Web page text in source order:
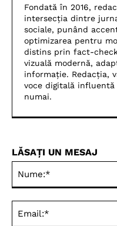
Fondată în 2016,
intersecția dintre
sociale, punând
optimizarea pentru
distins prin fact-
vizuală modernă,
informație. Redacția,
voce digitală
numai.
LĂSAȚI UN MESAJ